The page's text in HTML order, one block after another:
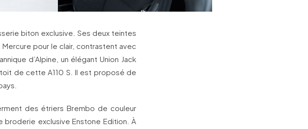
biton exclusive. Ses deux teintes
pour le clair, contrastent avec
d’Alpine, un élégant Union Jack
de cette A110 S. Il est proposé de
des étriers Brembo de couleur
broderie exclusive Enstone Edition. À